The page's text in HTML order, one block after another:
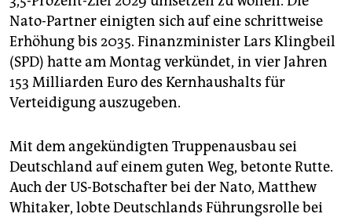
Nato-Partner einigten sich auf eine schrittweise
Erhöhung bis 2035. Finanzminister Lars Klingbeil
(SPD) hatte am Montag verkündet, in vier Jahren
153 Milliarden Euro des Kernhaushalts für
Verteidigung auszugeben.
Mit dem angekündigten Truppenausbau sei
Deutschland auf einem guten Weg, betonte Rutte.
Auch der US-Botschafter bei der Nato, Matthew
Whitaker, lobte Deutschlands Führungsrolle bei